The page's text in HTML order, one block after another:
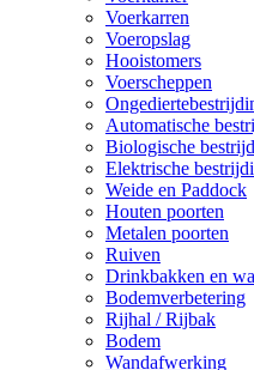
Voerkarren
Voeropslag
Hooistomers
Voerscheppen
Automatische
Biologische
Elektrische
Weide en Paddock
Houten poorten
Metalen poorten
Ruiven
Drinkbakken en
Bodemverbetering
Rijhal / Rijbak
Bodem
Wandafwerking